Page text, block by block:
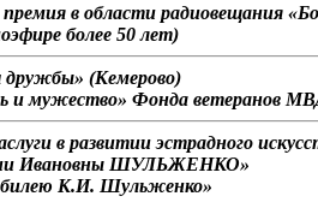
в области радиовещания
более 50 лет)
(Кемерово)
и мужество» Фонда ветеранов
в развитии эстрадного
Ивановны ШУЛЬЖЕНКО»
К.И. Шульженко»